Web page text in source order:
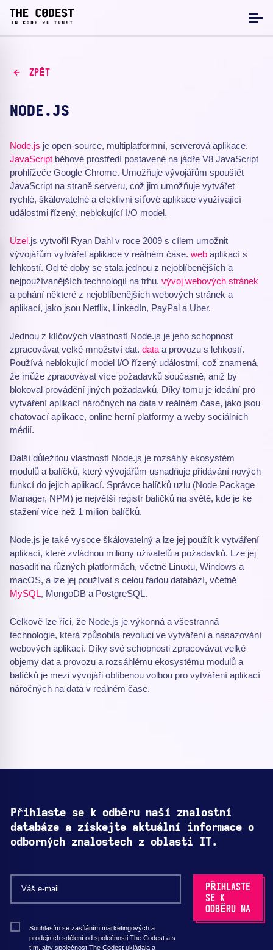
ZPĚT
NODE.JS
Node.js je open-source, multiplatformní, serverová aplikace.
JavaScript běhové prostředí postavené na jádře V8 JavaScript
prohlížeče Google Chrome. Umožňuje vývojářům spouštět
JavaScript na straně serveru, což jim umožňuje vytvářet
rychlé, škálovatelné a efektivní síťové aplikace využívající
událostmi řízený, neblokující I/O model.
Uzel.js vytvořil Ryan Dahl v roce 2009 s cílem umožnit
vývojářům vytvářet aplikace v reálném čase. web aplikací s
lehkostí. Od té doby se stala jednou z nejoblíbenějších a
nejpoužívanějších technologií na trhu. vývoj webových stránek
a pohání některé z nejoblíbenějších webových stránek a
aplikací, jako jsou Netflix, LinkedIn, PayPal a Uber.
Jednou z klíčových vlastností Node.js je jeho schopnost
zpracovávat velké množství dat. data a provozu s lehkostí.
Používá neblokující model I/O řízený událostmi, což znamená,
že může zpracovávat více požadavků současně, aniž by
blokoval provádění jiných požadavků. Díky tomu je ideální pro
vytváření aplikací náročných na data v reálném čase, jako jsou
chatovací aplikace, online herní platformy a weby sociálních
médií.
Další důležitou vlastností Node.js je rozsáhlý ekosystém
modulů a balíčků, který vývojářům usnadňuje přidávání nových
funkcí do jejich aplikací. Správce balíčků uzlu (Node Package
Manager, NPM) je největší registr balíčků na světě, kde je ke
stažení více než 1 milion balíčků.
Node.js je také vysoce škálovatelný a lze jej použít k vytváření
aplikací, které zvládnou miliony uživatelů a požadavků. Lze jej
nasadit na různých platformách, včetně Linuxu, Windows a
macOS, a lze jej používat s celou řadou databází, včetně
MySQL, MongoDB a PostgreSQL.
Celkově lze říci, že Node.js je výkonná a všestranná
technologie, která způsobila revoluci ve vytváření a nasazování
webových aplikací. Díky své schopnosti zpracovávat velké
objemy dat a provozu a rozsáhlému ekosystému modulů a
balíčků je mezi vývojáři oblíbenou volbou pro vytváření aplikací
náročných na data v reálném čase.
Přihlaste se k odběru naší znalostní
databáze a získejte aktuální informace o
odborných znalostech z oblasti IT.
Souhlasím se zasíláním marketingových a
prodejních sdělení od společnosti The Codest a s
tím, aby společnost The Codest ukládala a